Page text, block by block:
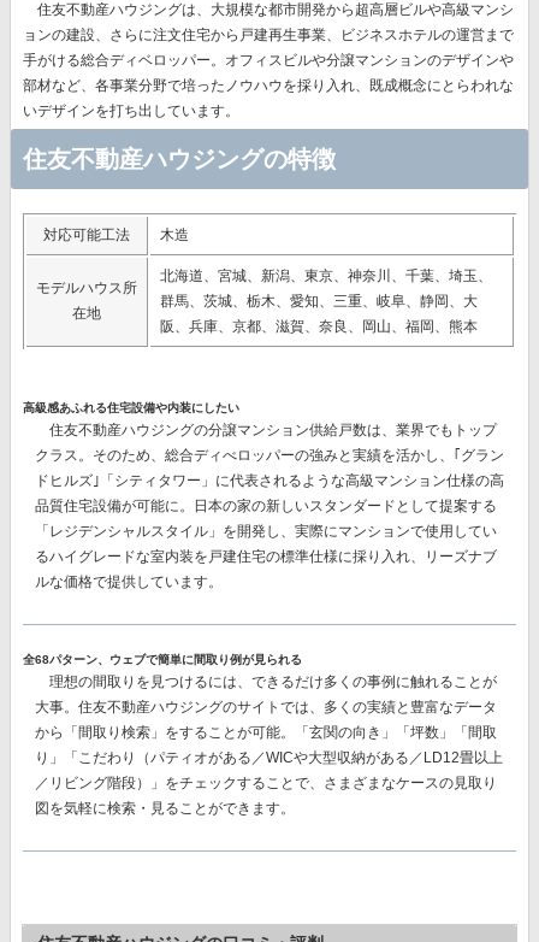
住友不動産ハウジングは、 大規模な都市開発から超高層ビルや高級マンシ
ョンの建設、さらに注文住宅から戸建再生事業、ビジネスホテルの運営まで
手がける総合ディベロッパー。 オフィスビルや分譲マンションのデザインや
部材など、各事業分野で培ったノウハウを採り入れ、既成概念にとらわれな
いデザインを打ち出しています。
住友不動産ハウジングの特徴
対応可能工法 木造
モデルハウス所
在地
北海道、宮城、新潟、東京、神奈川、千葉、埼玉、
群馬、茨城、栃木、愛知、三重、岐阜、静岡、大
阪、兵庫、京都、滋賀、奈良、岡山、福岡、熊本
高級感あふれる住宅設備や内装にしたい
住友不動産ハウジングの分譲マンション供給戸数は、業界でもトップ
クラス。そのため、総合ディべロッパーの強みと実績を活かし、｢グラン
ドヒルズ｣「シティタワー」に代表されるような高級マンション仕様の高
品質住宅設備が可能に。日本の家の新しいスタンダードとして提案する
「レジデンシャルスタイル」を開発し、実際にマンションで使用してい
るハイグレードな室内装を戸建住宅の標準仕様に採り入れ、リーズナブ
ルな価格で提供しています。
全68パターン、ウェブで簡単に間取り例が見られる
理想の間取りを見つけるには、できるだけ多くの事例に触れることが
大事。住友不動産ハウジングのサイトでは、多くの実績と豊富なデータ
から
「間取り検索」 をすることが可能。「玄関の向き」「坪数」「間取
り」「こだわり（パティオがある／WICや大型収納がある／LD12畳以上
／リビング階段）」をチェックすることで、さまざまなケースの見取り
図を気軽に検索・見ることができます。